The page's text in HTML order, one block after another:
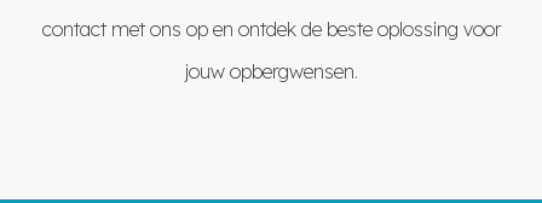
contactmet ons op en ontdek de beste oplossing voor
jouw opbergwensen.